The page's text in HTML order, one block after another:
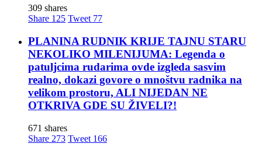
309 shares
Share 125 Tweet 77
PLANINA RUDNIK KRIJE TAJNU STARU
NEKOLIKO MILENIJUMA: Legenda o
patuljcima rudarima ovde izgleda sasvim
realno, dokazi govore o mnoštvu radnika na
velikom prostoru, ALI NIJEDAN NE
OTKRIVA GDE SU ŽIVELI?!
671 shares
Share 273 Tweet 166